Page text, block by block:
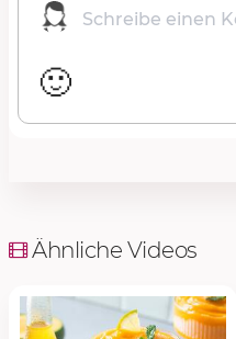
🙂
Ähnliche Videos